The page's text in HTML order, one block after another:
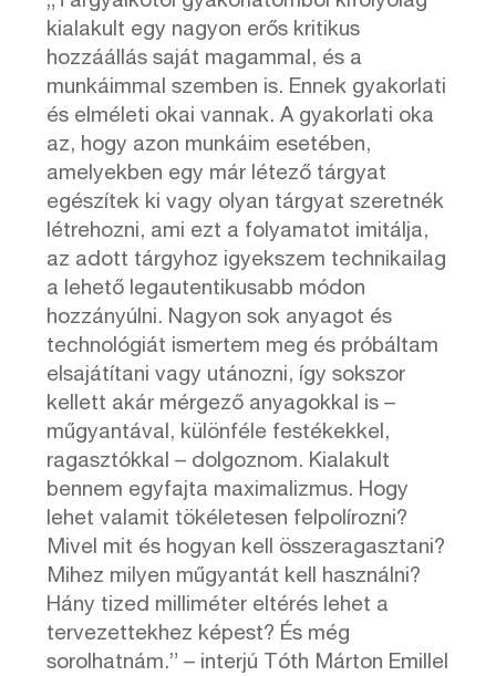
kialakult egy nagyon erős kritikus
hozzáállás saját magammal, és a
munkáimmal szemben is. Ennek gyakorlati
és elméleti okai vannak. A gyakorlati oka
az, hogy azon munkáim esetében,
amelyekben egy már létező tárgyat
egészítek ki vagy olyan tárgyat szeretnék
létrehozni, ami ezt a folyamatot imitálja,
az adott tárgyhoz igyekszem technikailag
a lehető legautentikusabb módon
hozzányúlni. Nagyon sok anyagot és
technológiát ismertem meg és próbáltam
elsajátítani vagy utánozni, így sokszor
kellett akár mérgező anyagokkal is –
műgyantával, különféle festékekkel,
ragasztókkal – dolgoznom. Kialakult
bennem egyfajta maximalizmus. Hogy
lehet valamit tökéletesen felpolírozni?
Mivel mit és hogyan kell összeragasztani?
Mihez milyen műgyantát kell használni?
Hány tized milliméter eltérés lehet a
tervezettekhez képest? És még
sorolhatnám.” – interjú Tóth Márton Emillel